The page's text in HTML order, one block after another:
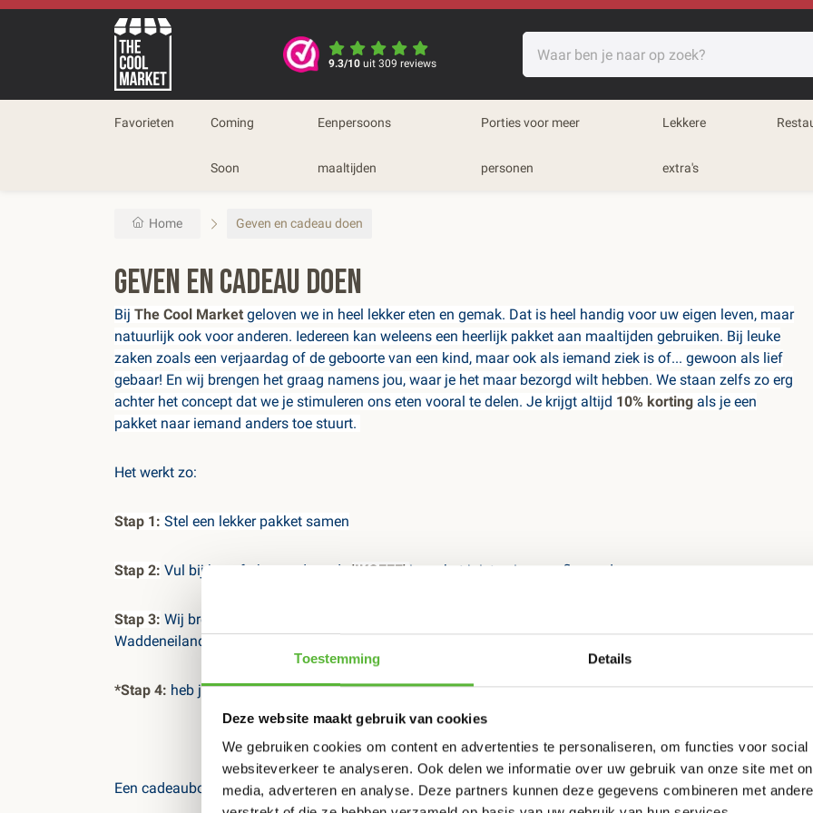
Toestemming Details
Deze website maakt gebruik van cookies
We gebruiken cookies om content en advertenties te personaliseren, om functies voor
websiteverkeer te analyseren. Ook delen we informatie over uw gebruik van onze site met
media, adverteren en analyse. Deze partners kunnen deze gegevens combineren met
9.3/10 uit 309 reviews
Favorieten Coming
Soon
Eenpersoons
maaltijden
Porties voor meer
personen
Lekkere
extra's
Home Geven en cadeau doen
Geven en cadeau doen
Bij The Cool Market geloven we in heel lekker eten en gemak. Dat is heel handig voor uw eigen leven, maar
natuurlijk ook voor anderen. Iedereen kan weleens een heerlijk pakket aan maaltijden gebruiken. Bij leuke
zaken zoals een verjaardag of de geboorte van een kind, maar ook als iemand ziek is of... gewoon als lief
gebaar! En wij brengen het graag namens jou, waar je het maar bezorgd wilt hebben. We staan zelfs zo erg
achter het concept dat we je stimuleren ons eten vooral te delen. Je krijgt altijd 10% korting als je een
pakket naar iemand anders toe stuurt.
Het werkt zo:
Stap 1: Stel een lekker pakket samen
Stap 2: Vul bij het afrekenen de code 'IKGEEF' in en het juiste nieuwe afleveradres
Stap 3: Wij brengen de maaltijden (waar dan ook in Nederland, vooralsnog alleen nog niet op de
Waddeneilanden).
*Stap 4: heb je een korte boodschap die we over kunnen brengen, zet hem er in de notities bij!
Een cadeaubon kan ook!